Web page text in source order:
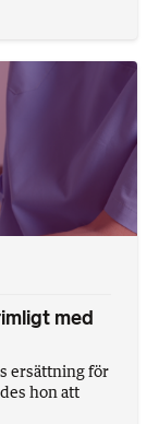
med
ersättning för
hon att